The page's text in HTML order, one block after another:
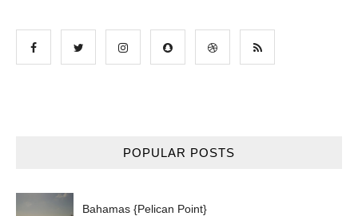
POPULAR POSTS
Bahamas {Pelican Point}